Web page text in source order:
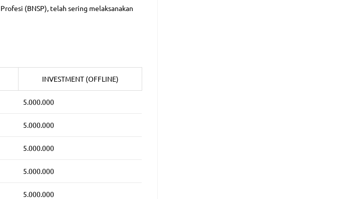
(BNSP), telah sering melaksanakan
INVESTMENT (OFFLINE)
5.000.000
5.000.000
5.000.000
5.000.000
5.000.000